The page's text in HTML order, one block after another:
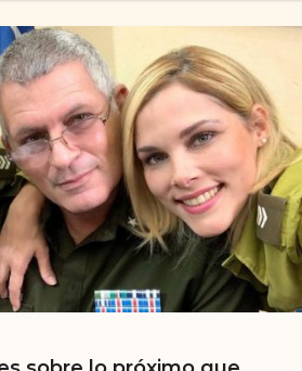
o
a
t
r
á
s